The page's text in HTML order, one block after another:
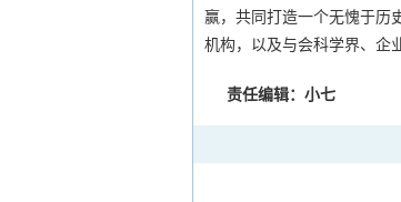
赢，共同打造一个无愧于历
机构，以及与会科学界、企
责任编辑：小七